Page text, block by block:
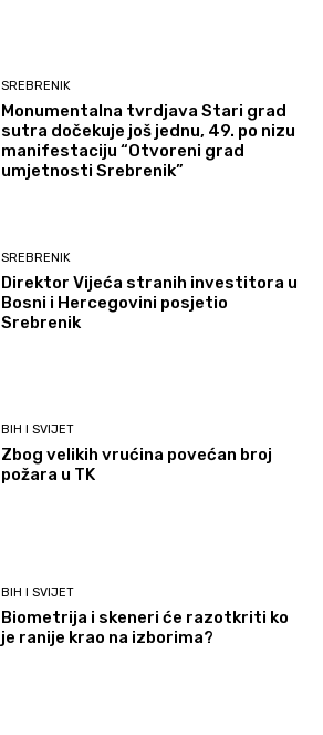
SREBRENIK
Monumentalna tvrdjava Stari grad
sutra dočekuje još jednu, 49. po nizu
manifestaciju “Otvoreni grad
umjetnosti Srebrenik”
SREBRENIK
Direktor Vijeća stranih investitora u
Bosni i Hercegovini posjetio
Srebrenik
BIH I SVIJET
Zbog velikih vrućina povećan broj
požara u TK
BIH I SVIJET
Biometrija i skeneri će razotkriti ko
je ranije krao na izborima?